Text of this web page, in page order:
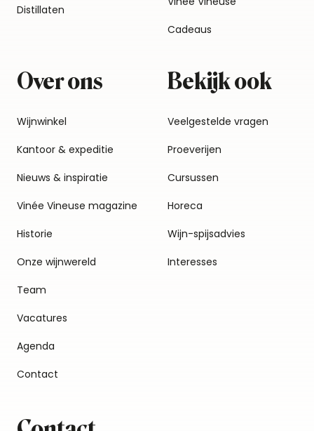
Distillaten
Cadeaus
Over ons
Wijnwinkel
Kantoor & expeditie
Nieuws & inspiratie
Vinée Vineuse magazine
Historie
Onze wijnwereld
Team
Vacatures
Agenda
Contact
Bekijk ook
Veelgestelde vragen
Proeverijen
Cursussen
Horeca
Wijn-spijsadvies
Interesses